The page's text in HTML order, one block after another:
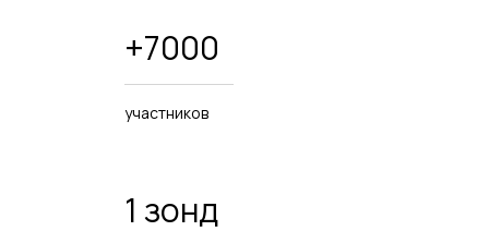
+7000
участников
1 зонд